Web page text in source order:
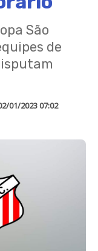
São
de
01/2023 07:02